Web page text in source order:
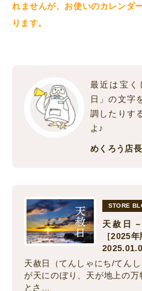
れませんが、お使いのカレンダ
ります。
最近は宝く
日」の文字
調したりす
よ♪
めくろう店長
STORE
天赦日
［2025年
天赦日（てんしゃにち/てん
が天にのぼり、天が地上の
とさ…